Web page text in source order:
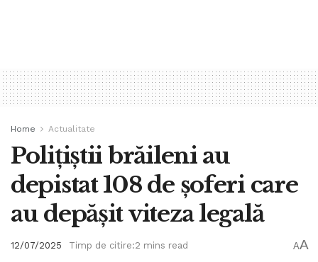
Home Actualitate
Polițiștii brăileni au
depistat 108 de șoferi care
au depășit viteza legală
12/07/2025 Timp de citire:2 mins read AA